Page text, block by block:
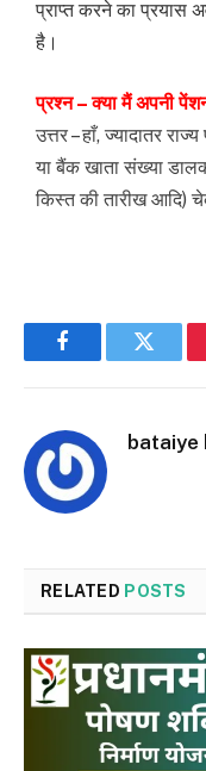
प्राप्त करने का प्रयास
है।
प्रश्न – क्या मैं अपनी
उत्तर – हाँ, ज्यादातर
या बैंक खाता संख्या
किस्त की तारीख आदि)
FacebookTwitter
bataiye
RELATED POSTS